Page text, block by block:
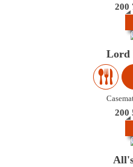
200
Lord
200